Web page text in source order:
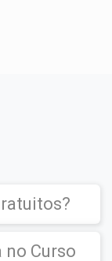
Curso